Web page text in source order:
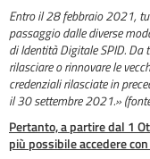
Entro il 28 febbraio 2021,
passaggio dalle diverse
di Identità Digitale SPID.
rilasciare o rinnovare le
credenziali rilasciate in
il 30 settembre 2021.»
Pertanto, a partire dal 1
più possibile accedere